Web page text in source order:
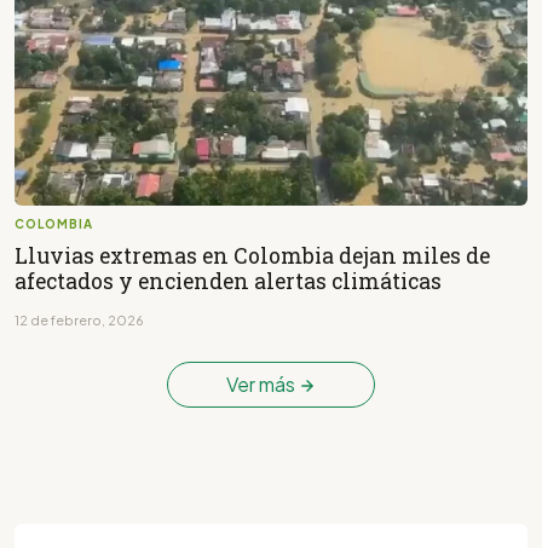
COLOMBIA
Lluvias extremas en Colombia dejan miles de
afectados y encienden alertas climáticas
12 de febrero, 2026
Ver más